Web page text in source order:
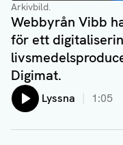
Arkivbild.
Webbyrån Vibb
för ett
Digimat.
Lyssna 1:05